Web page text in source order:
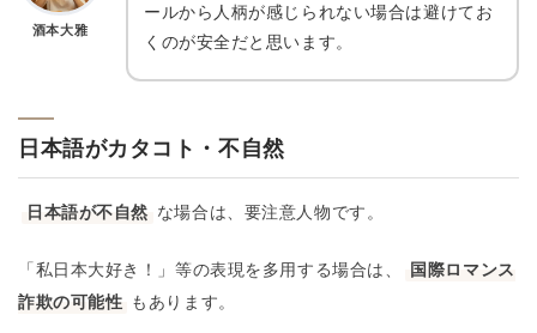
酒本大雅
ールから人柄が感じられない場合は避けてお
くのが安全だと思います。
日本語がカタコト・不自然
日本語が不自然 な場合は、要注意人物です。
「私日本大好き！」等の表現を多用する場合は、
国際ロマンス
詐欺の可能性 もあります。